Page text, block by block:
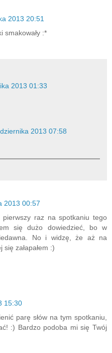
2013 20:51
smakowały :*
2013 01:33
2013 07:58
2013 00:57
pierwszy raz na spotkaniu tego
się dużo dowiedzieć, bo w
No i widzę, że aż na
załapałem :)
15:30
parę słów na tym spotkaniu,
:) Bardzo podoba mi się Twój